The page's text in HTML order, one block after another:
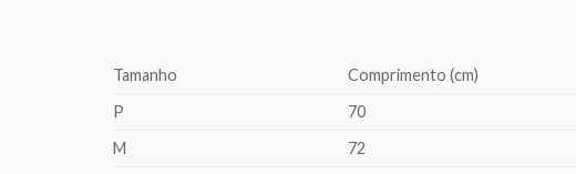
Tamanho Comprimento (cm)
P
70
M
72